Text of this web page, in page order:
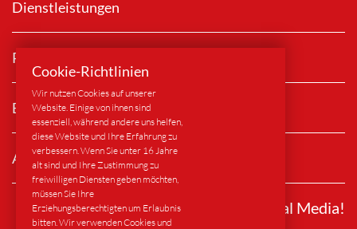
Dienstleistungen
Rechtliche Hinweise
Branchen
AGB
Folgen Sie uns auf Social Media!
Cookie-Richtlinien
Wir nutzen Cookies auf unserer
Website. Einige von ihnen sind
essenziell, während andere uns helfen,
diese Website und Ihre Erfahrung zu
verbessern. Wenn Sie unter 16 Jahre
alt sind und Ihre Zustimmung zu
freiwilligen Diensten geben möchten,
müssen Sie Ihre
Erziehungsberechtigten um Erlaubnis
bitten. Wir verwenden Cookies und